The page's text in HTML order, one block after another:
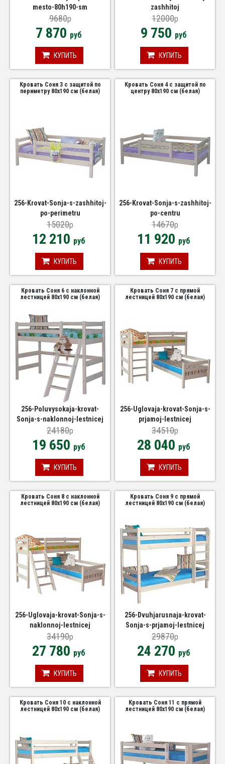
mesto-80h190-sm
9680p
7 870 руб
КУПИТЬ
zashhitoj
12000p
9 750 руб
КУПИТЬ
Кровать Соня 3 с защитой по
периметру 80х190 см (белая)
256-Krovat-Sonja-s-zashhitoj-
po-perimetru
15020p
12 210 руб
КУПИТЬ
Кровать Соня 4 с защитой по
центру 80х190 см (белая)
256-Krovat-Sonja-s-zashhitoj-
po-centru
14670p
11 920 руб
КУПИТЬ
Кровать Соня 6 с наклонной
лестницей 80х190 см (белая)
256-Poluvysokaja-krovat-
Sonja-s-naklonnoj-lestnicej
24180p
19 650 руб
КУПИТЬ
Кровать Соня 7 с прямой
лестницей 80х190 см (белая)
256-Uglovaja-krovat-Sonja-s-
prjamoj-lestnicej
34510p
28 040 руб
КУПИТЬ
Кровать Соня 8 с наклонной
лестницей 80х190 см (белая)
256-Uglovaja-krovat-Sonja-s-
naklonnoj-lestnicej
34190p
27 780 руб
КУПИТЬ
Кровать Соня 9 с прямой
лестницей 80х190 см (белая)
256-Dvuhjarusnaja-krovat-
Sonja-s-prjamoj-lestnicej
29870p
24 270 руб
КУПИТЬ
Кровать Соня 10 с наклонной
лестницей 80х190 см (белая)
Кровать Соня 11 с прямой
лестницей 80х190 см (белая)